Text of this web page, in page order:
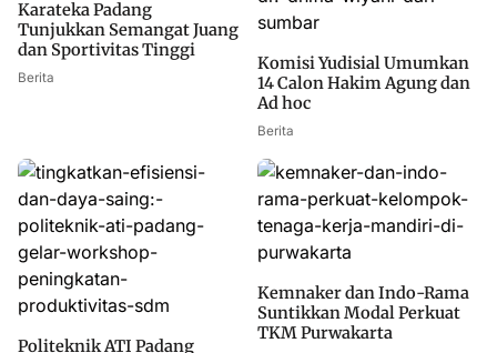
Karateka Padang
Tunjukkan Semangat Juang
dan Sportivitas Tinggi
Berita
Komisi Yudisial Umumkan
14 Calon Hakim Agung dan
Ad hoc
Berita
Politeknik ATI Padang
Kemnaker dan Indo-Rama
Suntikkan Modal Perkuat
TKM Purwakarta